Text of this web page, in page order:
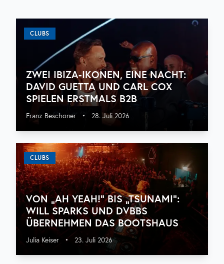
CLUBS
ZWEI IBIZA-IKONEN, EINE NACHT:
DAVID GUETTA UND CARL COX
SPIELEN ERSTMALS B2B
Franz Beschoner • 28. Juli 2026
CLUBS
VON „AH YEAH!“ BIS „TSUNAMI“:
WILL SPARKS UND DVBBS
ÜBERNEHMEN DAS BOOTSHAUS
Julia Keiser • 23. Juli 2026